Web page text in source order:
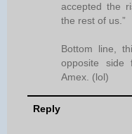
accepted the
the rest of us.”
Bottom line,
opposite side
Amex. (lol)
Reply